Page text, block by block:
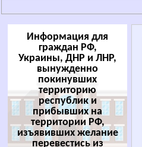
Информация для
граждан РФ,
Украины, ДНР и ЛНР,
вынужденно
покинувших
территорию
республик и
прибывших на
территории РФ,
изъявивших желание
перевестись из